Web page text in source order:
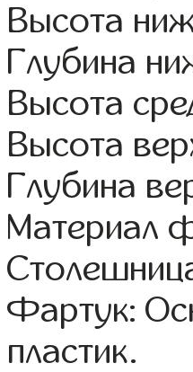
Высота
Глубина
Высота
Высота
Глубина
Материал
Фартук:
пластик.